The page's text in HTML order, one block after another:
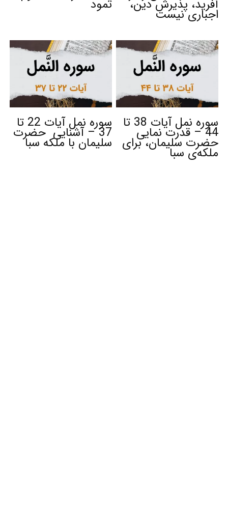
آفرید، پذیرش دین،
اجباری نیست
ثمود
سوره نمل آیات 38 تا
44 – قدرت نمایی
حضرت سلیمان، برای
ملکه‌ی سبا
سوره نمل آیات 22 تا
37 – آشنایی حضرت
سلیمان با ملکه سبا